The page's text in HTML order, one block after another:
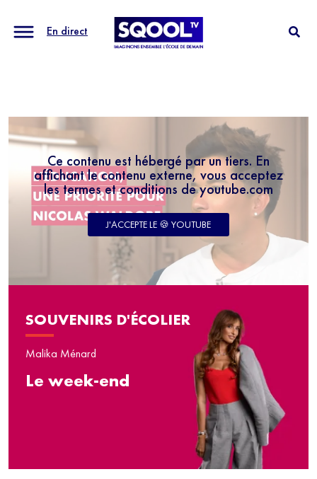
En direct
Ce contenu est hébergé par un tiers. En
affichant le contenu externe, vous acceptez
les termes et conditions de youtube.com
J'ACCEPTE LE 🍪 YOUTUBE
SOUVENIRS D'ÉCOLIER
Malika Ménard
Le week-end